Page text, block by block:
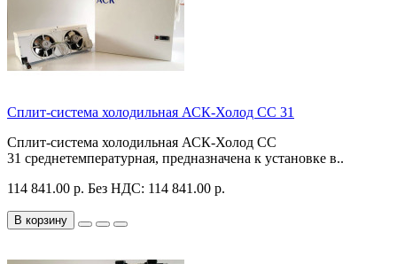
Сплит-система холодильная АСК-Холод CC 31
Сплит-система холодильная АСК-Холод CC
31 среднетемпературная, предназначена к установке в..
114 841.00 р. Без НДС: 114 841.00 р.
В корзину